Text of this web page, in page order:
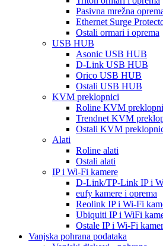
Pasivna mrežna
Ethernet Surge
Ostali ormari i oprema
USB HUB
Asonic USB HUB
D-Link USB HUB
Orico USB HUB
Ostali USB HUB
KVM preklopnici
Roline KVM
Trendnet KVM
Ostali KVM
Alati
Roline alati
Ostali alati
IP i Wi-Fi kamere
D-Link/TP-Link IP i
eufy kamere i oprema
Reolink IP i Wi-Fi
Ubiquiti IP i WiFi
Ostale IP i Wi-Fi
Vanjska pohrana podataka